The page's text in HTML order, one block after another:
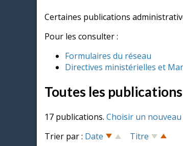
Certaines publications
Pour les consulter :
Formulaires du réseau
Directives ministérielles et
Toutes les
17 publications. Choisir un
Trier par : Date Titre